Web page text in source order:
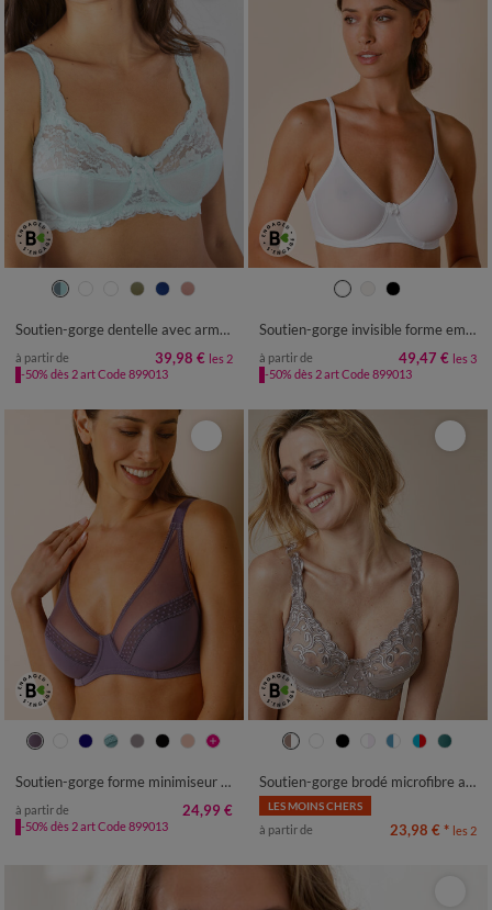
Soutien-gorge dentelle avec armatures Avila - lot de 2
à partir de 39,98 € les 2
-50% dès 2 art Code 899013
Soutien-gorge invisible forme emboîtante avec armatures - lot de 3
à partir de 49,47 € les 3
-50% dès 2 art Code 899013
Soutien-gorge forme minimiseur en microfibre et tulle Paia, avec armatures
à partir de 24,99 €
-50% dès 2 art Code 899013
Soutien-gorge brodé microfibre avec armatures Sienne - lot de 2
LES MOINS CHERS
à partir de 23,98 € * les 2